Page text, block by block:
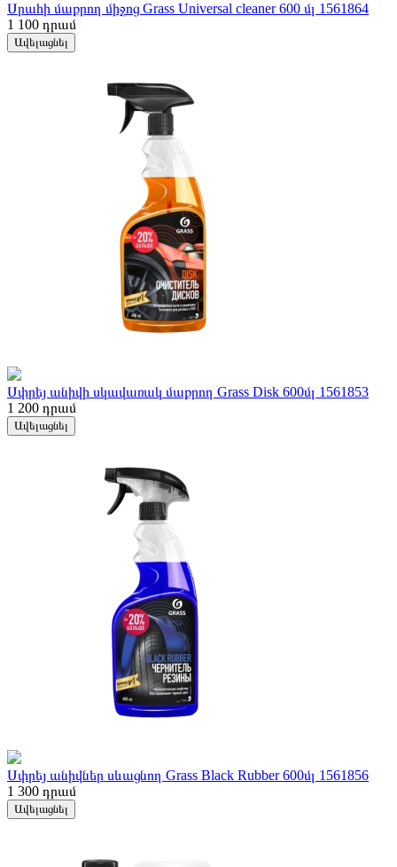
Սրահի մաքրող միջոց Grass Universal cleaner 600 մլ 1561864
1 100 դրամ
Ավելացնել
Սփրեյ անիվի սկավառակ մաքրող Grass Disk 600մլ 1561853
1 200 դրամ
Ավելացնել
Սփրեյ անիվներ սևացնող Grass Black Rubber 600մլ 1561856
1 300 դրամ
Ավելացնել